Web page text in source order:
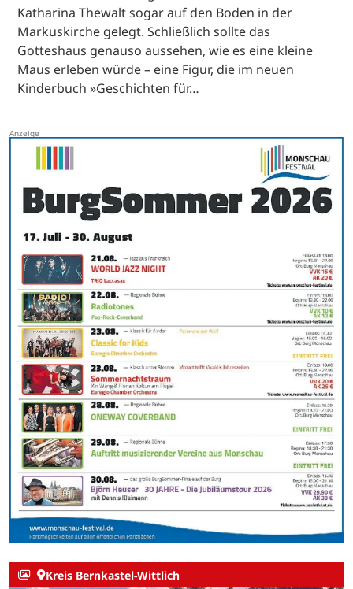
Katharina Thewalt sogar auf den Boden in der
Markuskirche gelegt. Schließlich sollte das
Gotteshaus genauso aussehen, wie es eine kleine
Maus erleben würde – eine Figur, die im neuen
Kinderbuch »Geschichten für…
Kreis Bernkastel-Wittlich